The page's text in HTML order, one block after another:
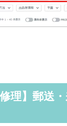
理】郵送